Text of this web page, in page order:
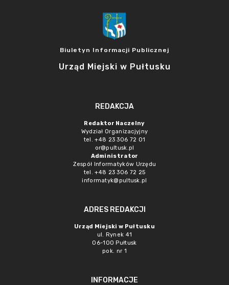
Biuletyn Informacji Publicznej
Urząd Miejski w Pułtusku
REDAKCJA
Redaktor Naczelny
Wydział Organizacjyjny
tel. +48 23 306 72 01
or@pultusk.pl
Administrator
Zespół Informatyków Urzędu
tel. +48 23 306 72 25
informatyk@pultusk.pl
ADRES REDAKCJI
Urząd Miejski w Pułtusku
ul. Rynek 41
06-100 Pułtusk
pok. nr 1
INFORMACJE